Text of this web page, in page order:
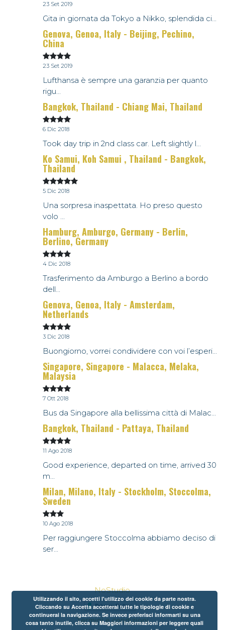
23 Set 2019
Gita in giornata da Tokyo a Nikko, splendida ci...
Genova, Genoa, Italy - Beijing, Pechino,
China
23 Set 2019
Lufthansa è sempre una garanzia per quanto
rigu...
Bangkok, Thailand - Chiang Mai, Thailand
6 Dic 2018
Took day trip in 2nd class car. Left slightly l...
Ko Samui, Koh Samui , Thailand - Bangkok,
Thailand
5 Dic 2018
Una sorpresa inaspettata. Ho preso questo
volo ...
Hamburg, Amburgo, Germany - Berlin,
Berlino, Germany
4 Dic 2018
Trasferimento da Amburgo a Berlino a bordo
dell...
Genova, Genoa, Italy - Amsterdam,
Netherlands
3 Dic 2018
Buongiorno, vorrei condividere con voi l’esperi...
Singapore, Singapore - Malacca, Melaka,
Malaysia
7 Ott 2018
Bus da Singapore alla bellissima città di Malac...
Bangkok, Thailand - Pattaya, Thailand
11 Ago 2018
Good experience, departed on time, arrived 30
m...
Milan, Milano, Italy - Stockholm, Stoccolma,
Sweden
10 Ago 2018
Per raggiungere Stoccolma abbiamo deciso di
ser...
Utilizzando il sito, accetti l'utilizzo dei cookie da parte nostra.
Cliccando su Accetta accetterai tutte le tipologie di cookie e
continuerai la navigazione. Se invece preferisci informarti su una
cosa tanto inutile, clicca su Maggiori informazioni per leggere quali
NoStudio
Termini e condizioni